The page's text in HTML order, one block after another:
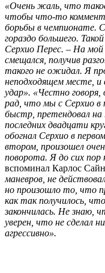
«Очень жаль, что
чтобы что-то
борьбы в чемпионате.
гораздо большего.
Серхио Перес. – На мой
смещался, получив
такого не ожидал. Я
неподходящем месте, и
удар». «Честно говоря,
рад, что мы с Серхио в
быстр, претендовал
последних двадцати
обогнал Серхио в
втором, произошел
поворота. Я до сих
вспоминал Карлос
маневров, не
но произошло то, что
как так получилось,
закончилась. Не знаю,
уверен, что не сделал
агрессивно».